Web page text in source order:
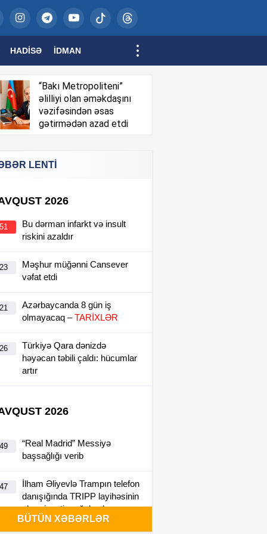
HADISƏ İDMAN
“Bakı Metropoliteni”
əlilliyi olan əməkdaşını
vəzifəsindən əsas
gətirmədən azad etdi
LENTİ
2026
Bu dərman infarkt və insult
riskini azaldır
Məşhur müğənni Cansever
vəfat etdi
Azərbaycanda 8 gün iş
olmayacaq –TARİXLƏR
Türkiyə Qara dənizdə
həyəcan təbili çaldı: hücumlar
artır
2026
“Real Madrid” Messiyə
başsağlığı verib
İlham Əliyevlə Trampın telefon
danışığında TRIPP layihəsinin
əhəmiyyəti vurğulanıb
BÜTÜN XƏBƏRLƏR